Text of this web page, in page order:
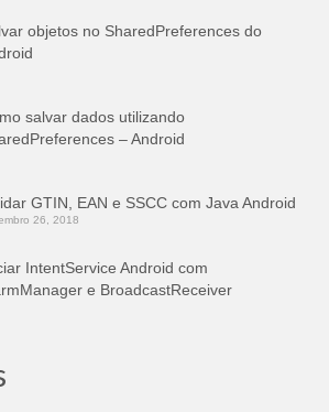
objetos no SharedPreferences do
salvar dados utilizando
– Android
GTIN, EAN e SSCC com Java Android
26, 2018
IntentService Android com
e BroadcastReceiver